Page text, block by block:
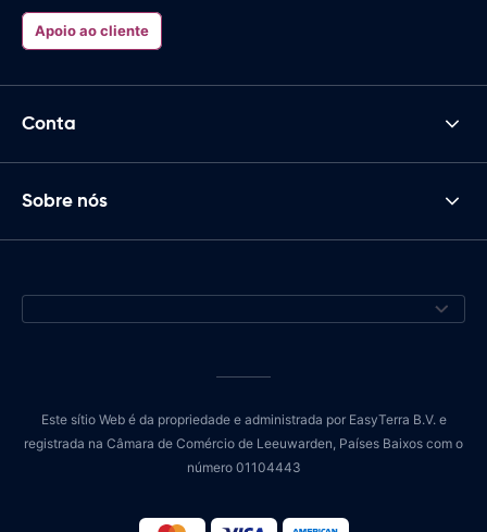
Apoio ao cliente
Conta
Sobre nós
Este sítio Web é da propriedade e administrada por EasyTerra B.V. e
registrada na Câmara de Comércio de Leeuwarden, Países Baixos com o
número 01104443